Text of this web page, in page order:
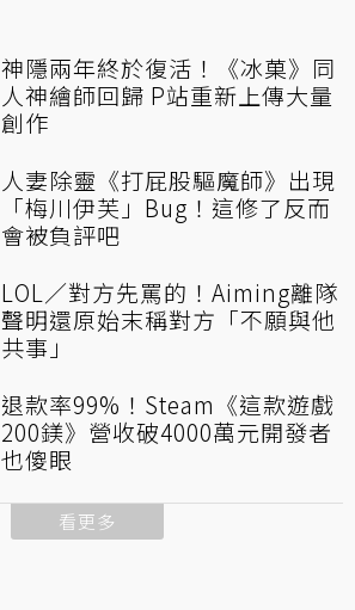
神隱兩年終於復活！《冰菓》同
人神繪師回歸 P站重新上傳大量
創作
人妻除靈《打屁股驅魔師》出現
「梅川伊芙」Bug！這修了反而
會被負評吧
LOL／對方先罵的！Aiming離隊
聲明還原始末稱對方「不願與他
共事」
退款率99%！Steam《這款遊戲
200鎂》營收破4000萬元開發者
也傻眼
看更多